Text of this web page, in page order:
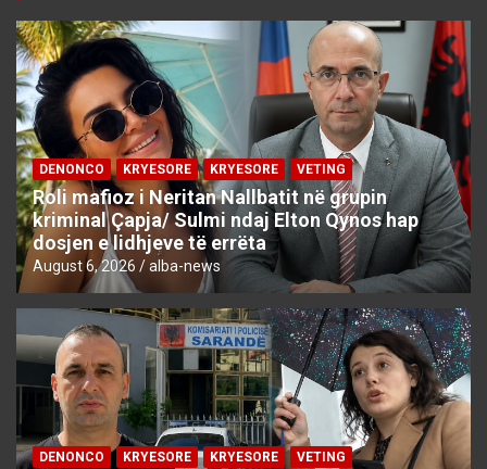
DENONCO KRYESORE KRYESORE VETING
Roli mafioz i Neritan Nallbatit në grupin
kriminal Çapja/ Sulmi ndaj Elton Qynos hap
dosjen e lidhjeve të errëta
August 6, 2026 alba-news
DENONCO KRYESORE KRYESORE VETING